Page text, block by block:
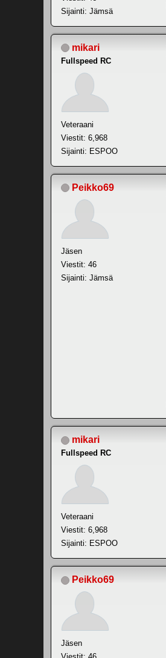
Sijainti: Jämsä
mikari
Fullspeed RC
Veteraani
Viestit: 6,968
Sijainti: ESPOO
Peikko69
Jäsen
Viestit: 46
Sijainti: Jämsä
mikari
Fullspeed RC
Veteraani
Viestit: 6,968
Sijainti: ESPOO
Peikko69
Jäsen